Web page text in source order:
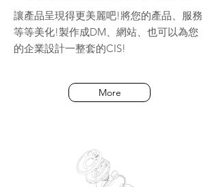
讓產品呈現得更美麗吧!將您的產品、服務
等等美化!製作成DM、網站、也可以為您
的企業設計一整套的CIS!
More